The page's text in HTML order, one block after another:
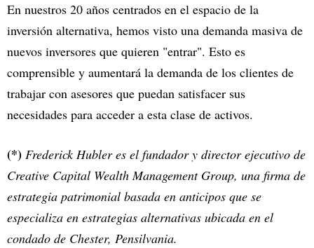
En nuestros 20 años centrados en el espacio de la
inversión alternativa, hemos visto una demanda masiva de
nuevos inversores que quieren "entrar". Esto es
comprensible y aumentará la demanda de los clientes de
trabajar con asesores que puedan satisfacer sus
necesidades para acceder a esta clase de activos.
(*) Frederick Hubler es el fundador y director ejecutivo de
Creative Capital Wealth Management Group, una firma de
estrategia patrimonial basada en anticipos que se
especializa en estrategias alternativas ubicada en el
condado de Chester, Pensilvania.